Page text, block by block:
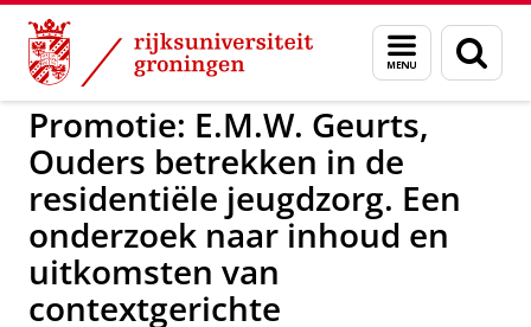
Skip
Content
Skip
Navigation
Menu
en
zoeken
GMW Promoties 2010
Promotie: E.M.W. Geurts,
Ouders betrekken in de
residentiële jeugdzorg. Een
onderzoek naar inhoud en
uitkomsten van
contextgerichte